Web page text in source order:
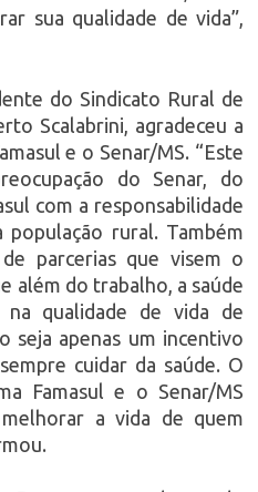
sua qualidade de vida”,
do Sindicato Rural de
Scalabrini, agradeceu a
e o Senar/MS. “Este
do Senar, do
com a responsabilidade
população rural. Também
parcerias que visem o
além do trabalho, a saúde
qualidade de vida de
seja apenas um incentivo
cuidar da saúde. O
Famasul e o Senar/MS
a vida de quem